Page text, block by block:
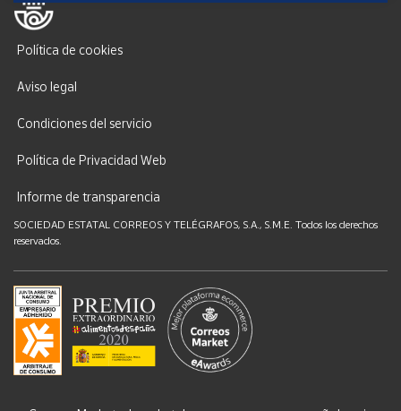
Política de cookies
Aviso legal
Condiciones del servicio
Política de Privacidad Web
Informe de transparencia
SOCIEDAD ESTATAL CORREOS Y TELÉGRAFOS, S.A., S.M.E. Todos los derechos
reservados.